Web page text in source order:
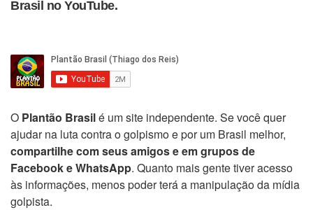
Brasil no YouTube.
O Plantão Brasilé um site independente. Se você quer
ajudar na luta contra o golpismo e por um Brasil melhor,
compartilhe com seus amigos e em grupos de
Facebook e WhatsApp. Quanto mais gente tiver acesso
às informações, menos poder terá a manipulação da mídia
golpista.